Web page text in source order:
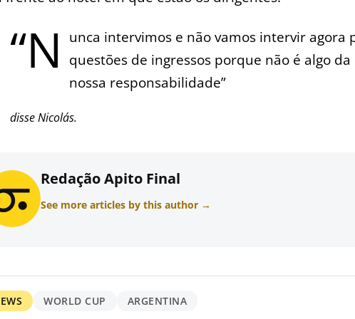
“N
unca intervimos e não vamos intervir agora
questões de ingressos porque não é algo da
nossa responsabilidade”
disse Nicolás.
Redação Apito Final
See more articles by this author →
WORLD CUP ARGENTINA